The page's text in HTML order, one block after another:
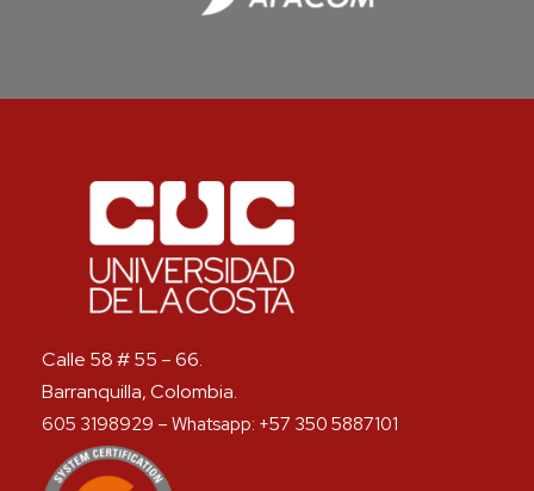
Calle 58 # 55 – 66.
Barranquilla, Colombia.
605 3198929 – Whatsapp: +57 350 5887101